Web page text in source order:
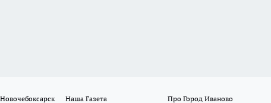
Наша Газета Про Город Иваново